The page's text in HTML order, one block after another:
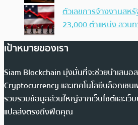
ตัวเลขการจ้างงานสห
23,000 ตำแหน่ง สวน
เป้าหมายของเรา
Siam Blockchain มุ่งมั่นที่จะช่วยนำเสนอ
Cryptocurrency และเทคโนโลยีบล็อกเชน
รวบรวมข้อมูลส่วนใหญ่จากเว็บไซต์และเว็
แปลส่งตรงถึงฟีดคุณ